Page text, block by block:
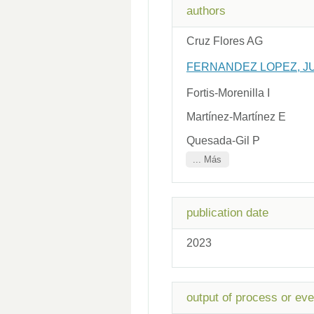
authors
Cruz Flores AG
FERNANDEZ LOPEZ,
Fortis-Morenilla I
Martínez-Martínez E
Quesada-Gil P
... Más
publication date
2023
output of process or